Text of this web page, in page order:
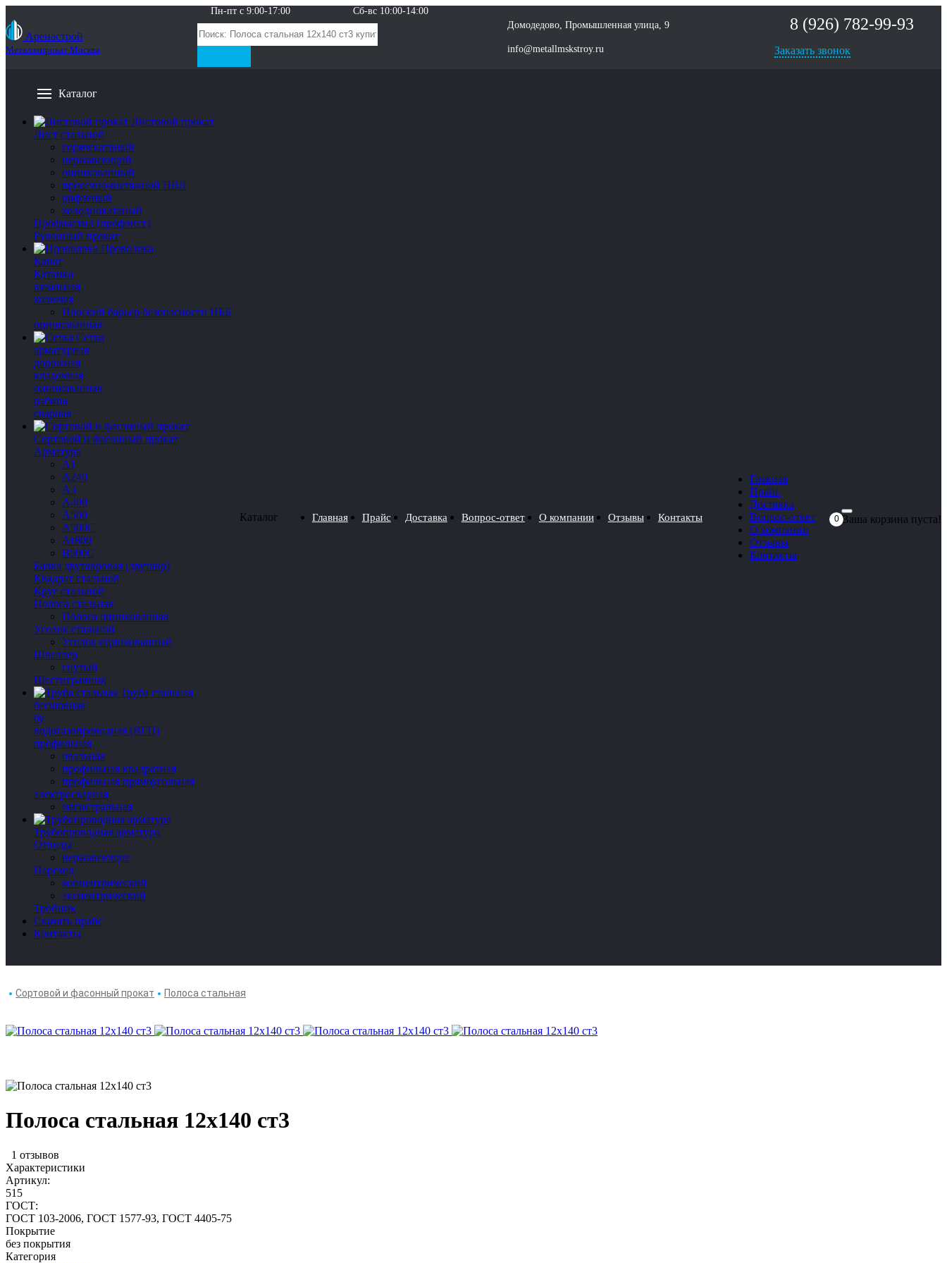
Аренастрой
Металлопрокат Москва
Пн-пт с 9:00-17:00
Сб-вс 10:00-14:00
Домодедово, Промышленная улица, 9
info@metallmskstroy.ru
8 (926) 782-99-93
Заказать звонок
Каталог
Листовой прокат
Лист стальной
горячекатаный
нержавеющий
оцинкованный
просечно-вытяжной ПВЛ
рифленый
холоднокатаный
Профнастил (профлист)
Рулонный прокат
Проволока
Канат
Катанка
вязальная
колючая
Плоский барьер безопасности ПББ
оцинкованная
Сетка
арматурная
дорожная
кладочная
оцинкованная
рабица
сварная
Сортовой и фасонный прокат
Арматура
А1
А240
А3
А400
А500
А500С
Ат800
В500С
Балка двутавровая (двутавр)
Квадрат стальной
Круг стальной
Полоса стальная
Полоса оцинкованная
Уголок стальной
Уголок оцинкованный
Швеллер
гнутый
Шестигранник
Труба стальная
бесшовная
бу
водогазопроводная (ВГП)
профильная
овальная
профильная квадратная
профильная прямоугольная
электросварная
магистральная
Трубопроводная арматура
Отводы
нержавеющие
Переход
концентрический
эксцентрический
Тройник
Скачать прайс
Контакты
Каталог Главная Прайс Доставка Вопрос-ответ О компании Отзывы Контакты
Главная
Прайс
Доставка
Вопрос-ответ
О компании
Отзывы
Контакты
0 Ваша корзина пуста!
Сортовой и фасонный прокат Полоса стальная
Полоса стальная 12х140 ст3
1 отзывов
Характеристики
Артикул:
515
ГОСТ:
ГОСТ 103-2006, ГОСТ 1577-93, ГОСТ 4405-75
Покрытие
без покрытия
Категория